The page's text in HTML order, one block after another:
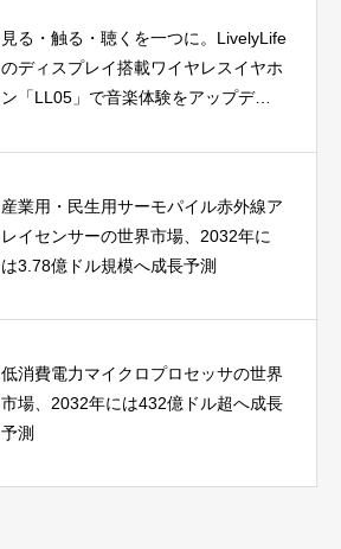
見る・触る・聴くを一つに。LivelyLife
のディスプレイ搭載ワイヤレスイヤホ
ン「LL05」で音楽体験をアップデー
産業用・民生用サーモパイル赤外線ア
レイセンサーの世界市場、2032年に
は3.78億ドル規模へ成長予測
低消費電力マイクロプロセッサの世界
市場、2032年には432億ドル超へ成長
予測